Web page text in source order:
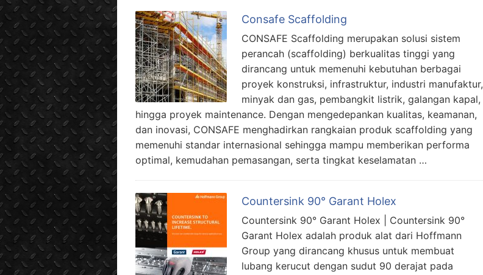
Consafe Scaffolding
CONSAFE Scaffolding merupakan solusi sistem
perancah (scaffolding) berkualitas tinggi yang
dirancang untuk memenuhi kebutuhan berbagai
proyek konstruksi, infrastruktur, industri manufaktur,
minyak dan gas, pembangkit listrik, galangan kapal,
hingga proyek maintenance. Dengan mengedepankan kualitas, keamanan,
dan inovasi, CONSAFE menghadirkan rangkaian produk scaffolding yang
memenuhi standar internasional sehingga mampu memberikan performa
optimal, kemudahan pemasangan, serta tingkat keselamatan …
Countersink 90° Garant Holex
Countersink 90° Garant Holex | Countersink 90°
Garant Holex adalah produk alat dari Hoffmann
Group yang dirancang khusus untuk membuat
lubang kerucut dengan sudut 90 derajat pada